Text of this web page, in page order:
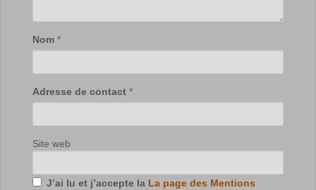
Nom *
Adresse de contact *
Site web
J’ai lu et j’accepte la La page des Mentions